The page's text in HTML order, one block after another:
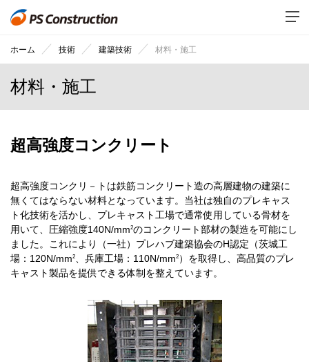
ホーム 技術 建築技術 材料・施工
材料・施工
超高強度コンクリート
超高強度コンクリ－トは鉄筋コンクリート造の高層建物の建築に
無くてはならない材料となっています。当社は独自のプレキャス
ト化技術を活かし、プレキャスト工場で通常使用している骨材を
用いて、圧縮強度140N/mm2のコンクリート部材の製造を可能にし
ました。これにより（一社）プレハブ建築協会のH認定（茨城工
場：120N/mm2 、兵庫工場：110N/mm2 ）を取得し、高品質のプレ
キャスト製品を提供できる体制を整えています。